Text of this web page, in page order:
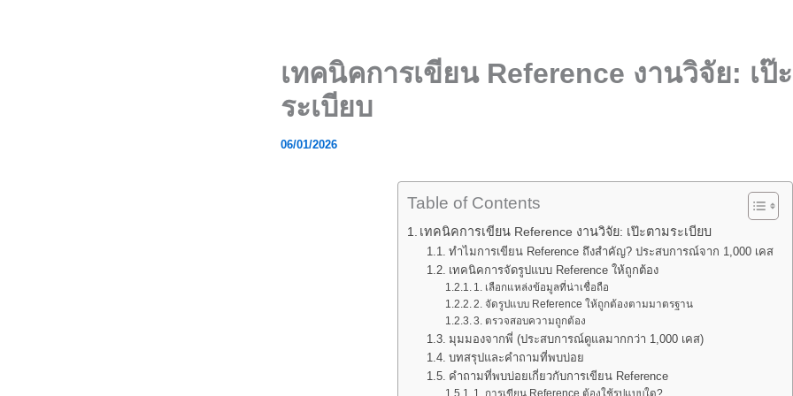
เทคนิคการเขียน Reference งานวิจัย: เป๊
ระเบียบ
06/01/2026
Table of Contents
เทคนิคการเขียน Reference งานวิจัย: เป๊ะตามระเบียบ
ทำไมการเขียน Reference ถึงสำคัญ? ประสบการณ์จาก 1,000 เคส
เทคนิคการจัดรูปแบบ Reference ให้ถูกต้อง
1. เลือกแหล่งข้อมูลที่น่าเชื่อถือ
2. จัดรูปแบบ Reference ให้ถูกต้องตามมาตรฐาน
3. ตรวจสอบความถูกต้อง
มุมมองจากพี่ (ประสบการณ์ดูแลมากกว่า 1,000 เคส)
บทสรุปและคำถามที่พบบ่อย
คำถามที่พบบ่อยเกี่ยวกับการเขียน Reference
1. การเขียน Reference ต้องใช้รูปแบบใด?